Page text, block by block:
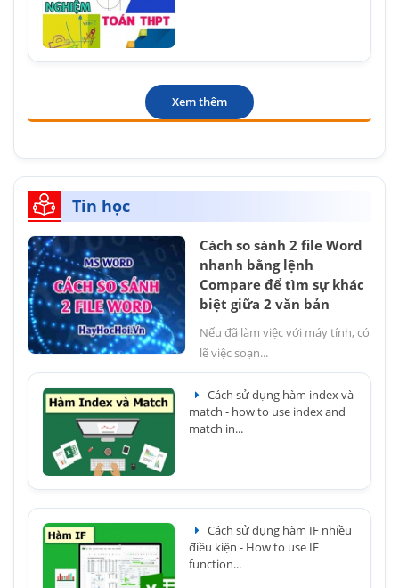
Xem thêm
Tin học
Cách so sánh 2 file Word
nhanh bằng lệnh
Compare để tìm sự khác
biệt giữa 2 văn bản
Nếu đã làm việc với máy tính, có
lẽ việc soạn...
Cách sử dụng hàm index và
match - how to use index and
match in...
Cách sử dụng hàm IF nhiều
điều kiện - How to use IF
function...